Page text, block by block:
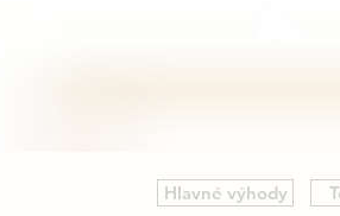
Hlavné výhody